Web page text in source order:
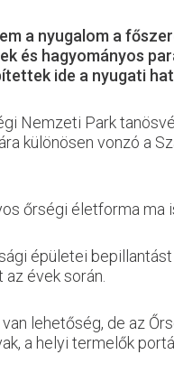
a nyugalom a
és hagyományos
ide a nyugati
Nemzeti Park
különösen vonzó a
őrségi életforma ma
épületei
évek során.
lehetőség, de az
a helyi termelők